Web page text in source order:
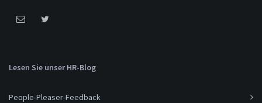
Lesen Sie unser HR-Blog
People-Pleaser-Feedback